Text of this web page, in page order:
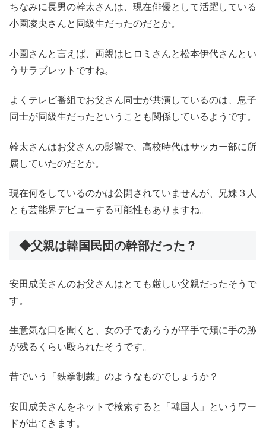
ちなみに長男の幹太さんは、現在俳優として活躍している
小園凌央さんと同級生だったのだとか。
小園さんと言えば、両親はヒロミさんと松本伊代さんとい
うサラブレットですね。
よくテレビ番組でお父さん同士が共演しているのは、息子
同士が同級生だったということも関係しているようです。
幹太さんはお父さんの影響で、高校時代はサッカー部に所
属していたのだとか。
現在何をしているのかは公開されていませんが、兄妹３人
とも芸能界デビューする可能性もありますね。
◆父親は韓国民団の幹部だった？
安田成美さんのお父さんはとても厳しい父親だったそうで
す。
生意気な口を聞くと、女の子であろうが平手で頬に手の跡
が残るくらい殴られたそうです。
昔でいう「鉄拳制裁」のようなものでしょうか？
安田成美さんをネットで検索すると「韓国人」というワー
ドが出てきます。